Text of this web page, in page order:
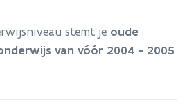
stemt je oude
van vóór 2004 - 2005